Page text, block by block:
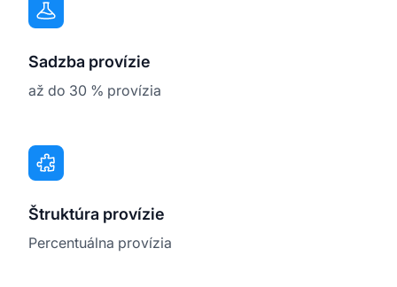
Sadzba provízie
až do 30 % provízia
Štruktúra provízie
Percentuálna provízia